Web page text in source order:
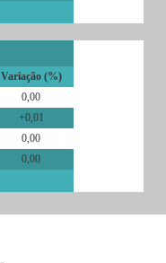
Variação (%)
0,00
+0,01
0,00
0,00